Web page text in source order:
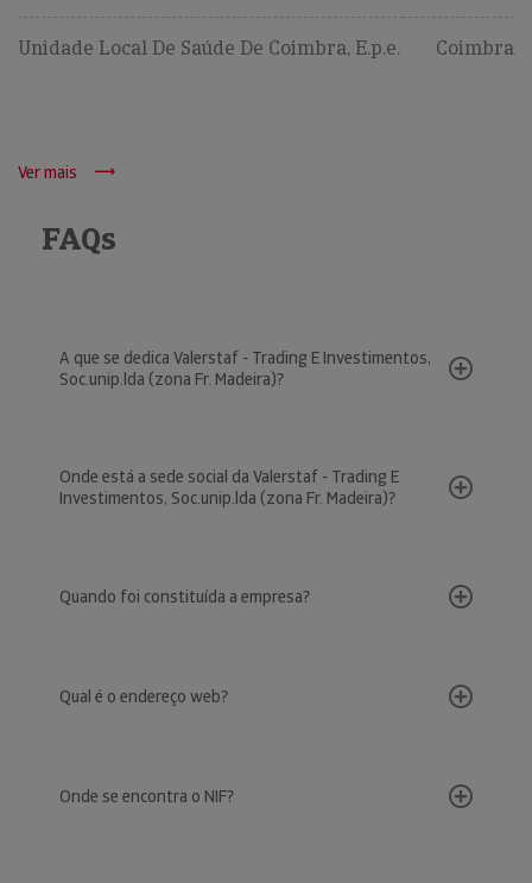
Unidade Local De Saúde De Coimbra, E.p.e. Coimbra
Ver mais
FAQs
A que se dedica Valerstaf - Trading E Investimentos,
Soc.unip.lda (zona Fr. Madeira)?
Onde está a sede social da Valerstaf - Trading E
Investimentos, Soc.unip.lda (zona Fr. Madeira)?
Quando foi constituída a empresa?
Qual é o endereço web?
Onde se encontra o NIF?